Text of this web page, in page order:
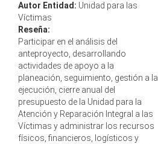
Autor Entidad: Unidad para las
Víctimas
Reseña:
Participar en el análisis del
anteproyecto, desarrollando
actividades de apoyo a la
planeación, seguimiento, gestión a la
ejecución, cierre anual del
presupuesto de la Unidad para la
Atención y Reparación Integral a las
Víctimas y administrar los recursos
físicos, financieros, logísticos y